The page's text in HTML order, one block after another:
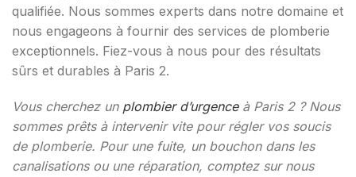
qualifiée. Nous sommes experts dans notre domaine et
nous engageons à fournir des services de plomberie
exceptionnels. Fiez-vous à nous pour des résultats
sûrs et durables à Paris 2.
Vous cherchez un plombier d’urgenceà Paris 2 ? Nous
sommes prêts à intervenir vite pour régler vos soucis
de plomberie. Pour une fuite, un bouchon dans les
canalisations ou une réparation, comptez sur nous